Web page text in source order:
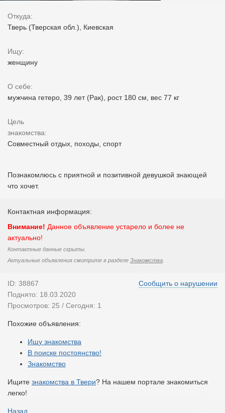
Откуда:
Тверь (Тверская обл.), Киевская
Ищу:
женщину
О себе:
мужчина гетеро, 39 лет (Рак), рост 180 см, вес 77 кг
Цель
знакомства:
Совместный отдых, походы, спорт
Познакомлюсь с приятной и позитивной девушкой знающей
что хочет.
Контактная информация:
Внимание! Данное объявление устарело и более не
актуально!
Контактные данные скрыты.
Актуальные объявления смотрите в разделе Знакомства
Сообщить о нарушении
ID: 38867
Поднято: 18.03.2020
Просмотров: 25 / Сегодня: 1
Похожие объявления:
Ищу знакомства
В поиске постоянство!
Знакомство
Ищите знакомства в Твери? На нашем портале знакомиться
легко!
Назад